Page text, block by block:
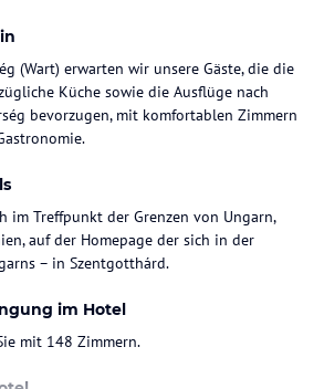
(Wart) erwarten wir unsere Gäste, die die
Küche sowie die Ausflüge nach
bevorzugen, mit komfortablen Zimmern
im Treffpunkt der Grenzen von Ungarn,
auf der Homepage der sich in der
– in Szentgotthárd.
im Hotel
mit 148 Zimmern.